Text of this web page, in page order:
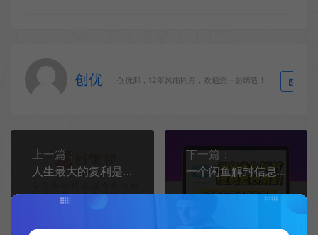
创优 创优邦，12年风雨同舟，欢迎您一起缔造！
上一篇：
人生最大的复利是做对这6件事
下一篇：
一个闲鱼解封信息差